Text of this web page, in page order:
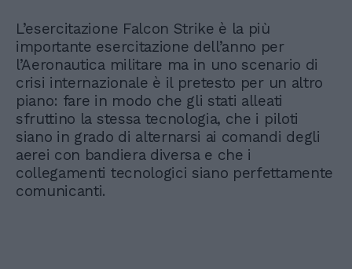
L’esercitazione Falcon Strike è la più
importante esercitazione dell’anno per
l’Aeronautica militare ma in uno scenario di
crisi internazionale è il pretesto per un altro
piano: fare in modo che gli stati alleati
sfruttino la stessa tecnologia, che i piloti
siano in grado di alternarsi ai comandi degli
aerei con bandiera diversa e che i
collegamenti tecnologici siano perfettamente
comunicanti.